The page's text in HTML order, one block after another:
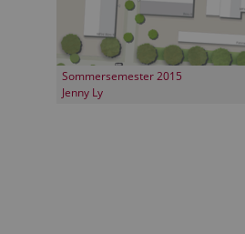
Sommersemester 2015
Jenny Ly